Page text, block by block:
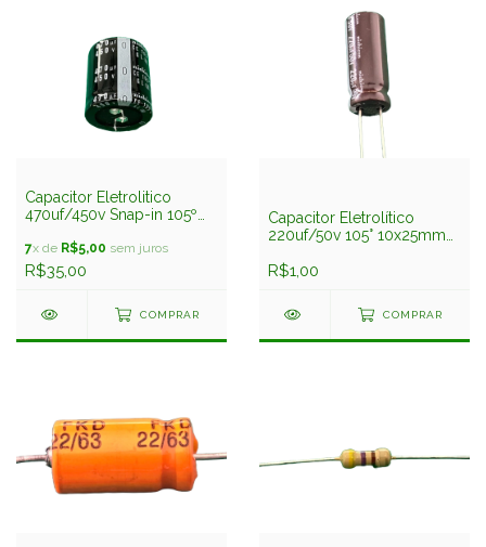
Capacitor Eletrolitico
470uf/450v Snap-in 105º
Nichicon
7x de R$5,00 sem juros
R$35,00
COMPRAR
Capacitor Eletrolítico
220uf/50v 105° 10x25mm
R$1,00
COMPRAR